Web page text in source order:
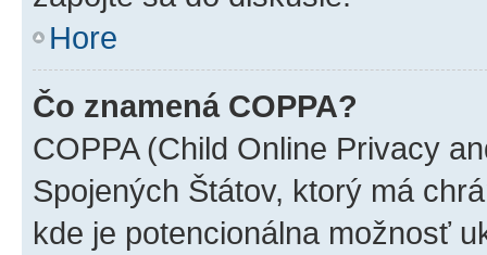
Hore
Čo znamená COPPA?
COPPA (Child Online Privacy
Spojených Štátov, ktorý má
kde je potencionálna možnosť